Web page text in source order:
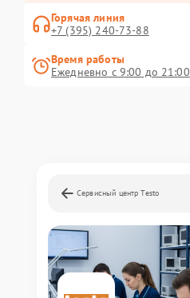
Горячая линия
+7 (395) 240-73-88
Время работы
Ежедневно с 9:00 до 21:00
Сервисный центр Testo